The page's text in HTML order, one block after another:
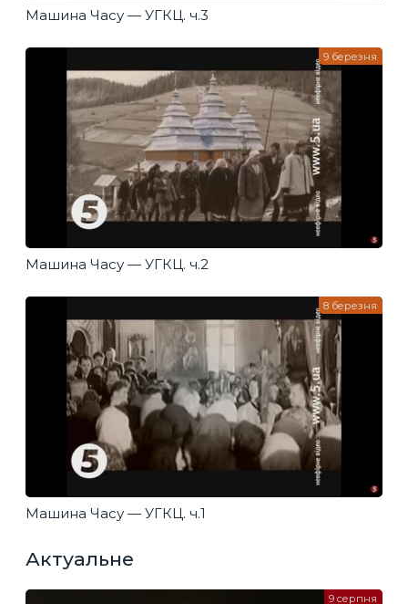
Машина Часу — УГКЦ. ч.3
Машина Часу — УГКЦ. ч.2
9 березня
Машина Часу — УГКЦ. ч.1
8 березня
Актуальне
9 серпня